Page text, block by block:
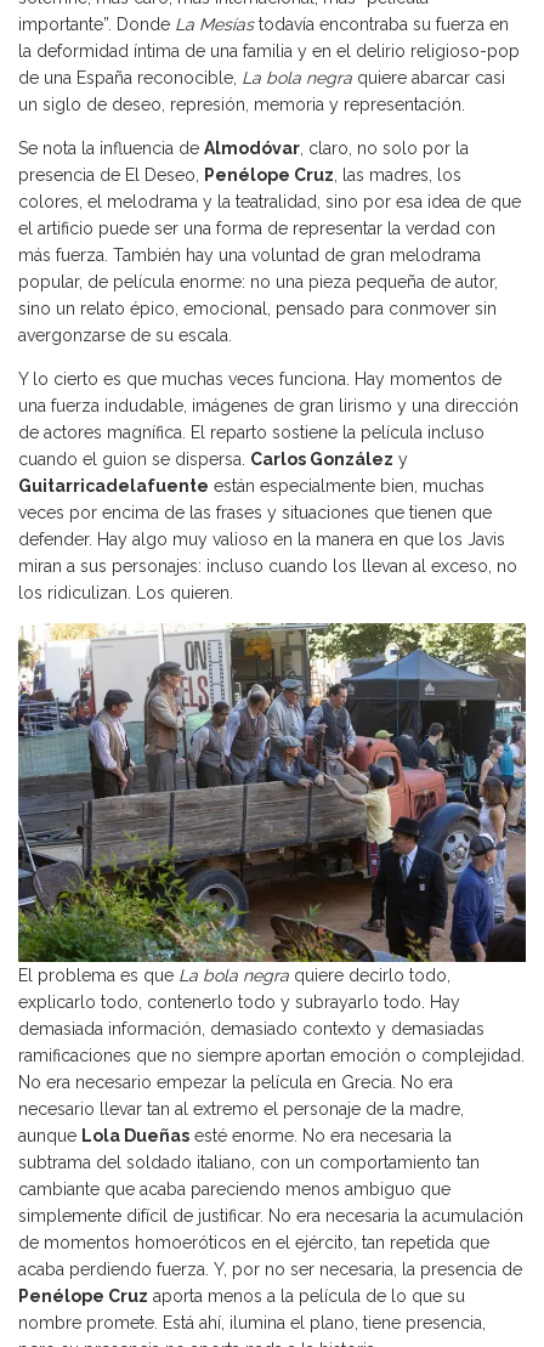
importante”. Donde La Mesíastodavía encontraba su fuerza en
la deformidad íntima de una familia y en el delirio religioso-pop
de una España reconocible, La bola negra quiere abarcar casi
un siglo de deseo, represión, memoria y representación.
Se nota la influencia de Almodóvar, claro, no solo por la
presencia de El Deseo, Penélope Cruz, las madres, los
colores, el melodrama y la teatralidad, sino por esa idea de que
el artificio puede ser una forma de representar la verdad con
más fuerza. También hay una voluntad de gran melodrama
popular, de película enorme: no una pieza pequeña de autor,
sino un relato épico, emocional, pensado para conmover sin
avergonzarse de su escala.
Y lo cierto es que muchas veces funciona. Hay momentos de
una fuerza indudable, imágenes de gran lirismo y una dirección
de actores magnífica. El reparto sostiene la película incluso
cuando el guion se dispersa. Carlos González y
Guitarricadelafuente están especialmente bien, muchas
veces por encima de las frases y situaciones que tienen que
defender. Hay algo muy valioso en la manera en que los Javis
miran a sus personajes: incluso cuando los llevan al exceso, no
los ridiculizan. Los quieren.
El problema es que La bola negra quiere decirlo todo,
explicarlo todo, contenerlo todo y subrayarlo todo. Hay
demasiada información, demasiado contexto y demasiadas
ramificaciones que no siempre aportan emoción o complejidad.
No era necesario empezar la película en Grecia. No era
necesario llevar tan al extremo el personaje de la madre,
aunque Lola Dueñas esté enorme. No era necesaria la
subtrama del soldado italiano, con un comportamiento tan
cambiante que acaba pareciendo menos ambiguo que
simplemente difícil de justificar. No era necesaria la acumulación
de momentos homoeróticos en el ejército, tan repetida que
acaba perdiendo fuerza. Y, por no ser necesaria, la presencia de
Penélope Cruz aporta menos a la película de lo que su
nombre promete. Está ahí, ilumina el plano, tiene presencia,